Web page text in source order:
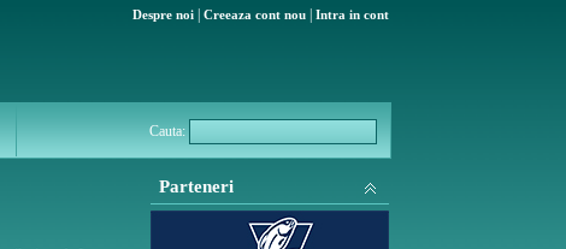
Despre noi Creeaza cont nou Intra in cont
Cauta:
Parteneri